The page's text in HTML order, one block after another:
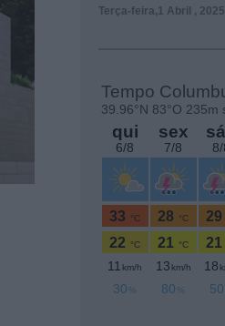
Terça-feira,1 Abril , 2025